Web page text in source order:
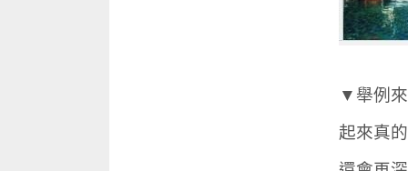
▼舉例
起來真